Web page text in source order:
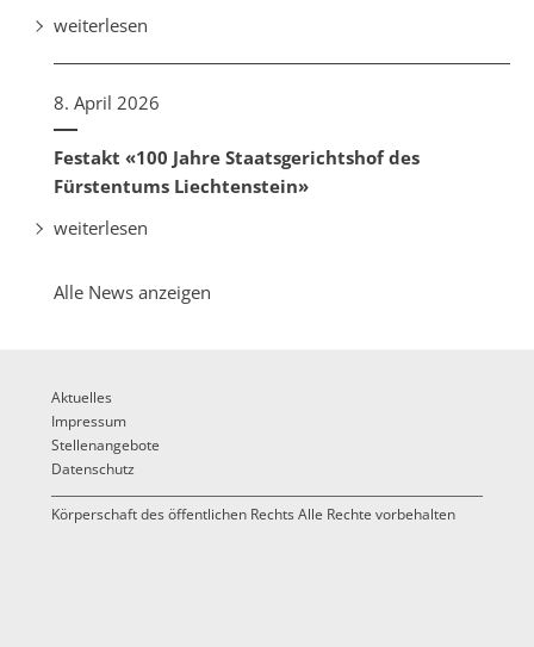
weiterlesen
8. April 2026
Festakt «100 Jahre Staatsgerichtshof des
Fürstentums Liechtenstein»
weiterlesen
Alle News anzeigen
Aktuelles
Impressum
Stellenangebote
Datenschutz
Körperschaft des öffentlichen Rechts Alle Rechte vorbehalten